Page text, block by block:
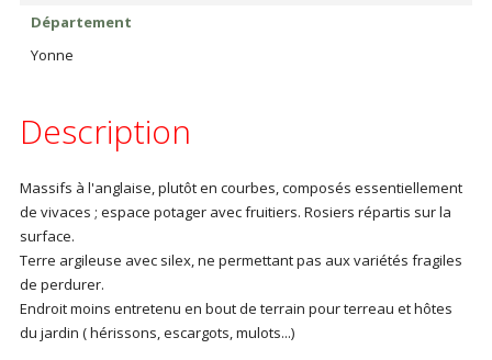
Département
Yonne
Description
Massifs à l'anglaise, plutôt en courbes, composés essentiellement
de vivaces ; espace potager avec fruitiers. Rosiers répartis sur la
surface.
Terre argileuse avec silex, ne permettant pas aux variétés fragiles
de perdurer.
Endroit moins entretenu en bout de terrain pour terreau et hôtes
du jardin ( hérissons, escargots, mulots...)